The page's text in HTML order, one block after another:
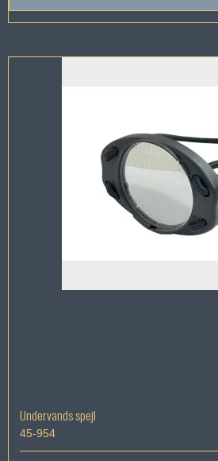
Undervands spejl
45-954